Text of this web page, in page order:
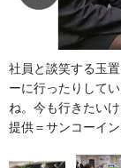
社員と談笑する玉
ーに行ったりして
ね。今も行きたい
提供＝サンコーイン